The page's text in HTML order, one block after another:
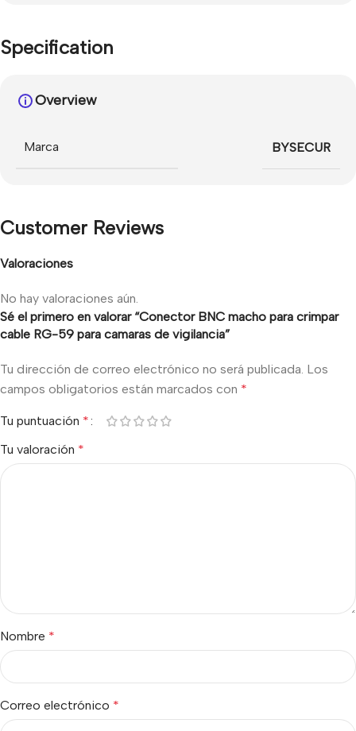
Specification
Overview
Marca BYSECUR
Customer Reviews
Valoraciones
No hay valoraciones aún.
Sé el primero en valorar “Conector BNC macho para crimpar
cable RG-59 para camaras de vigilancia”
Tu dirección de correo electrónico no será publicada. Los
campos obligatorios están marcados con *
Tu puntuación *
Tu valoración *
Nombre *
Correo electrónico *